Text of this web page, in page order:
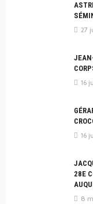
27
16
16
28E
8